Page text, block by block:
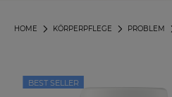
PROBLEM
KÖRPERPFLEGE
HOME
BEST SELLER